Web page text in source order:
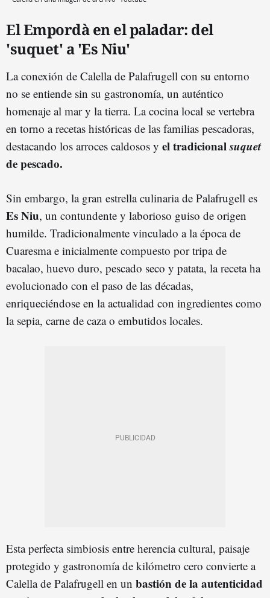
El Empordà en el paladar: del
'suquet' a 'Es Niu'
La conexión de Calella de Palafrugell con su entorno
no se entiende sin su gastronomía, un auténtico
homenaje al mar y la tierra. La cocina local se vertebra
en torno a recetas históricas de las familias pescadoras,
destacando los arroces caldosos y el tradicionalsuquet
de pescado.
Sin embargo, la gran estrella culinaria de Palafrugell es
Es Niu, un contundente y laborioso guiso de origen
humilde. Tradicionalmente vinculado a la época de
Cuaresma e inicialmente compuesto por tripa de
bacalao, huevo duro, pescado seco y patata, la receta ha
evolucionado con el paso de las décadas,
enriqueciéndose en la actualidad con ingredientes como
la sepia, carne de caza o embutidos locales.
Esta perfecta simbiosis entre herencia cultural, paisaje
protegido y gastronomía de kilómetro cero convierte a
Calella de Palafrugell en un bastión de la autenticidad